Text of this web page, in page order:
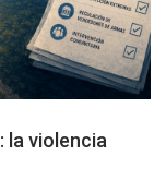
la violencia